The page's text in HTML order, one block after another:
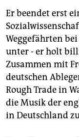
Er beendet erst
Weggefährten
unter - er holt
Zusammen mit
deutschen
Rough Trade in
die Musik der
in Deutschland